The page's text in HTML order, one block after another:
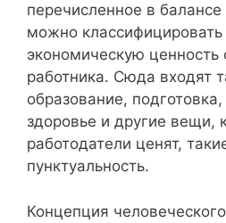
перечисленное в
можно классифицировать
экономическую
работника. Сюда входят
образование,
здоровье и другие вещи,
работодатели ценят,
пунктуальность.
Концепция